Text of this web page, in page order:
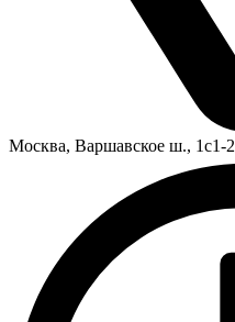
Москва, Варшавское ш., 1с1-2